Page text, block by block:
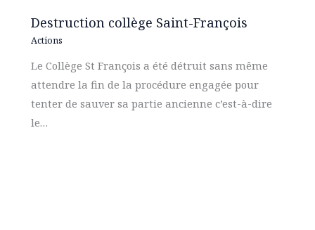
Destruction collège Saint-François
Actions
Le Collège St François a été détruit sans même
attendre la fin de la procédure engagée pour
tenter de sauver sa partie ancienne c’est-à-dire
le…